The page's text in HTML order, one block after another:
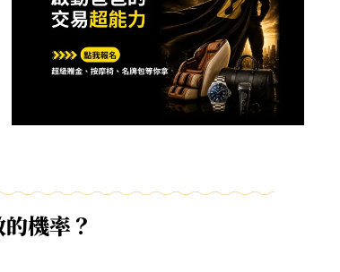
機率？